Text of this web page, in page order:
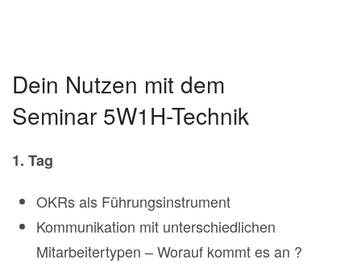
Dein Nutzen mit dem
Seminar 5W1H-Technik
1. Tag
OKRs als Führungsinstrument
Kommunikation mit unterschiedlichen
Mitarbeitertypen – Worauf kommt es an ?